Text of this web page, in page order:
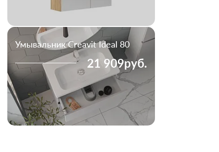
Умывальник Creavit Ideal 80
21 909руб.